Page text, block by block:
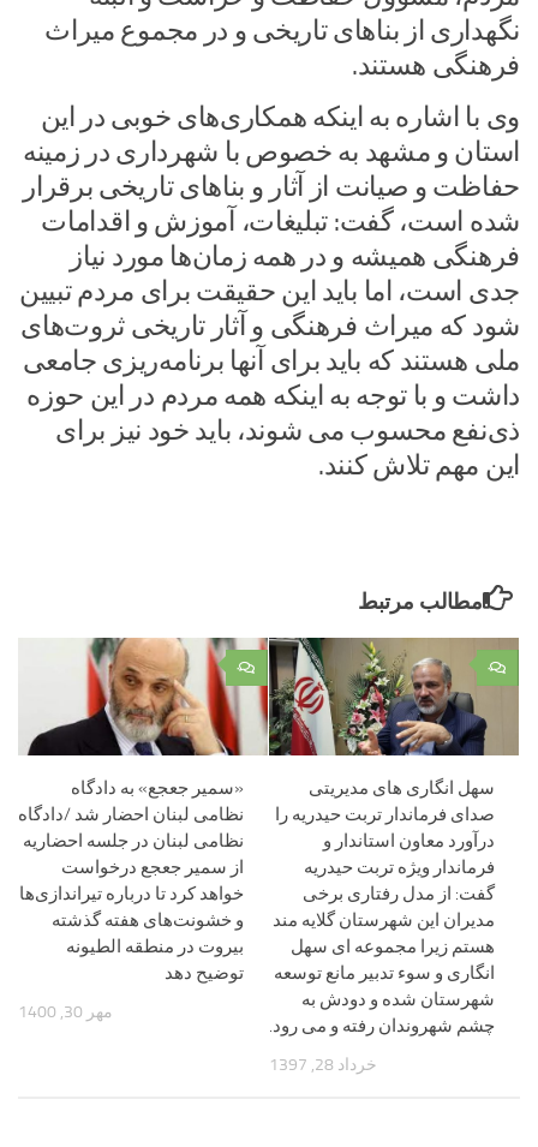
نگهداری از بناهای تاریخی و در مجموع میراث
فرهنگی هستند.
وی با اشاره به اینکه همکاری‌های خوبی در این
استان و مشهد به خصوص با شهرداری در زمینه
حفاظت و صیانت از آثار و بناهای تاریخی برقرار
شده است، گفت: تبلیغات، آموزش و اقدامات
فرهنگی همیشه و در همه زمان‌ها مورد نیاز
جدی است، اما باید این حقیقت برای مردم تبیین
شود که میراث فرهنگی و آثار تاریخی ثروت‌های
ملی هستند که باید برای آنها برنامه‌ریزی جامعی
داشت و با توجه به اینکه همه مردم در این حوزه
ذی‌نفع محسوب می شوند، باید خود نیز برای
این مهم تلاش کنند.
مطالب مرتبط
۰
«سمیر جعجع» به دادگاه
نظامی لبنان احضار شد /دادگاه
نظامی لبنان در جلسه احضاریه
از سمیر جعجع درخواست
خواهد کرد تا درباره تیراندازی‌ها
و خشونت‌های هفته گذشته
بیروت در منطقه الطیونه
توضیح دهد
مهر 30, 1400
۰
سهل انگاری های مدیریتی
صدای فرماندار تربت حیدریه را
درآورد معاون استاندار و
فرماندار ویژه تربت حیدریه
گفت: از مدل رفتاری برخی
مدیران این شهرستان گلایه مند
هستم زیرا مجموعه ای سهل
انگاری و سوء تدبیر مانع توسعه
شهرستان شده و دودش به
چشم شهروندان رفته و می رود.
خرداد 28, 1397